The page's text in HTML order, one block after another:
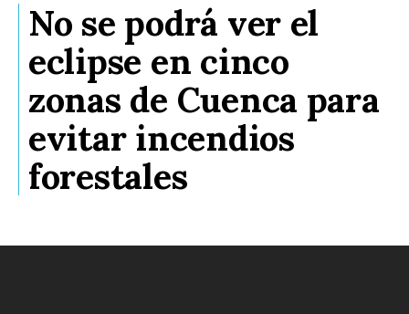
No se podrá ver el
eclipse en cinco
zonas de Cuenca para
evitar incendios
forestales